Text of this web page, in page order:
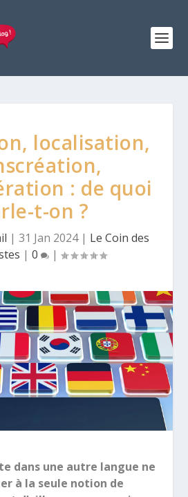
localisation,
: de quoi
t-on ?
| 31 Jan 2024| Le Coin des
| 0 |
dans une autre langue ne
à la seule notion de